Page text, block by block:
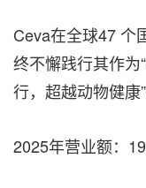
Ceva在全球47 个
终不懈践行其作为
行，超越动物健康”
2025年营业额：